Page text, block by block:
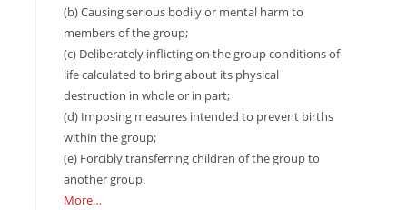
(b) Causing serious bodily or mental harm to
members of the group;
(c) Deliberately inflicting on the group conditions of
life calculated to bring about its physical
destruction in whole or in part;
(d) Imposing measures intended to prevent births
within the group;
(e) Forcibly transferring children of the group to
another group.
More…